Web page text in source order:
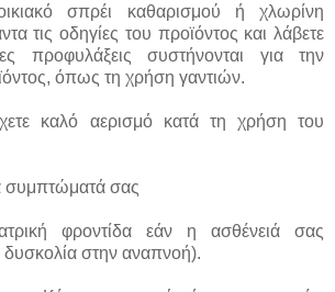
σπρέι καθαρισμού ή χλωρίνη
τις οδηγίες του προϊόντος και λάβετε
προφυλάξεις συστήνονται για την
όπως τη χρήση γαντιών.
καλό αερισμό κατά τη χρήση του
συμπτώματά σας
φροντίδα εάν η ασθένειά σας
δυσκολία στην αναπνοή).